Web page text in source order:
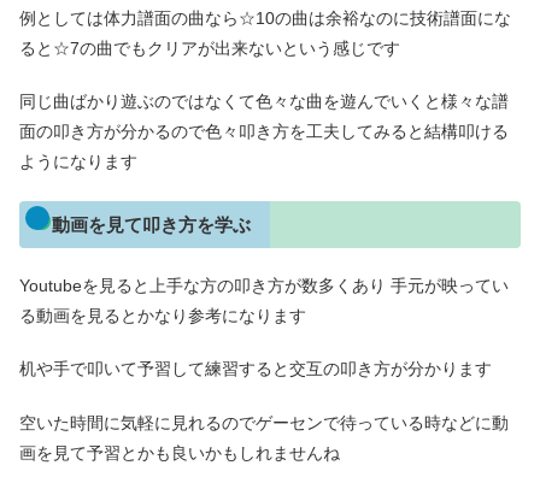
例としては体力譜面の曲なら☆10の曲は余裕なのに技術譜面にな
ると☆7の曲でもクリアが出来ないという感じです
同じ曲ばかり遊ぶのではなくて色々な曲を遊んでいくと様々な譜
面の叩き方が分かるので色々叩き方を工夫してみると結構叩ける
ようになります
動画を見て叩き方を学ぶ
Youtubeを見ると上手な方の叩き方が数多くあり 手元が映ってい
る動画を見るとかなり参考になります
机や手で叩いて予習して練習すると交互の叩き方が分かります
空いた時間に気軽に見れるのでゲーセンで待っている時などに動
画を見て予習とかも良いかもしれませんね